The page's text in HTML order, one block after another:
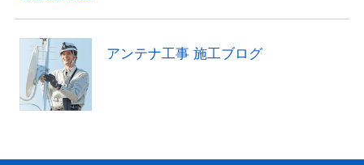
アンテナ工事 施工ブログ